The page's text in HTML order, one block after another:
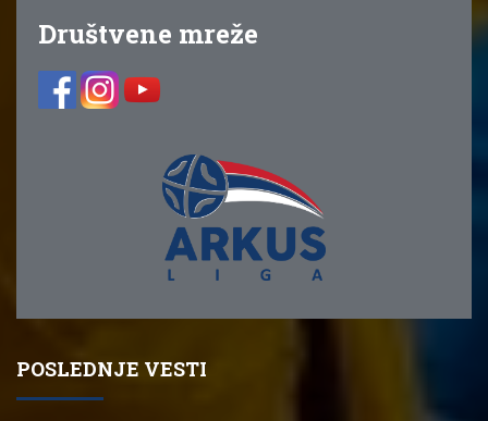
Društvene mreže
POSLEDNJE VESTI